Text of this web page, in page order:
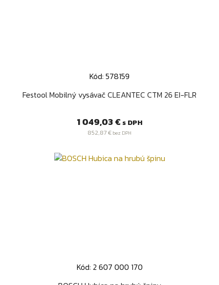
Kód: 578159
Festool Mobilný vysávač CLEANTEC CTM 26 EI-FLR
Cena
1 049,03 € s DPH
852,87 € bez DPH
Kód: 2 607 000 170